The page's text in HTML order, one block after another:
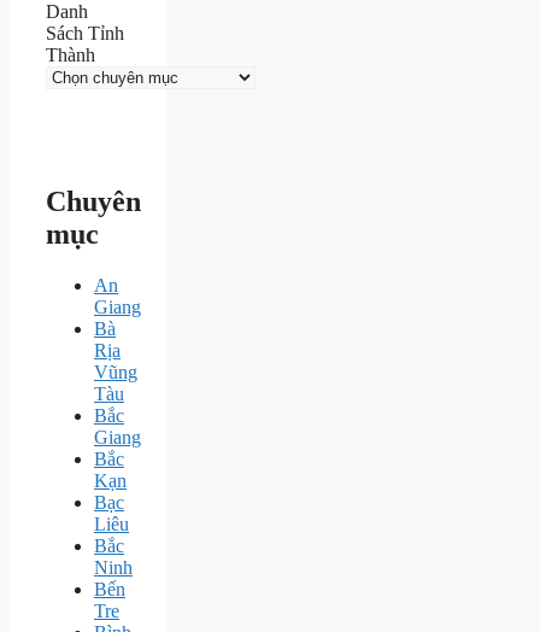
Danh
Sách Tỉnh
Thành
Chuyên
mục
An
Giang
Bà
Rịa
Vũng
Tàu
Bắc
Giang
Bắc
Kạn
Bạc
Liêu
Bắc
Ninh
Bến
Tre